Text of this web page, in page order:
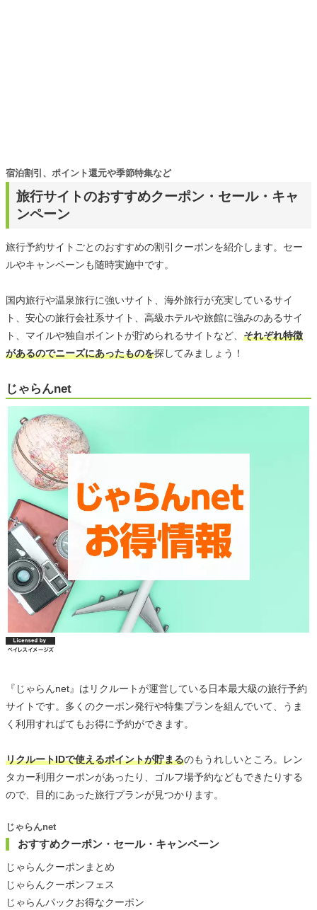
旅行サイトのおすすめクーポン・セール・キャ
ンペーン
宿泊割引、ポイント還元や季節特集など
旅行予約サイトごとのおすすめの割引クーポンを紹介します。セー
ルやキャンペーンも随時実施中です。
国内旅行や温泉旅行に強いサイト、海外旅行が充実しているサイ
ト、安心の旅行会社系サイト、高級ホテルや旅館に強みのあるサイ
ト、マイルや独自ポイントが貯められるサイトなど、 それぞれ特徴
があるのでニーズにあったものを探してみましょう！
じゃらんnet
『じゃらんnet』はリクルートが運営している日本最大級の旅行予約
サイトです。多くのクーポン発行や特集プランを組んでいて、うま
く利用すればてもお得に予約ができます。
リクルートIDで使えるポイントが貯まるのもうれしいところ。レン
タカー利用クーポンがあったり、ゴルフ場予約などもできたりする
ので、目的にあった旅行プランが見つかります。
おすすめクーポン・セール・キャンペーン
じゃらんnet
じゃらんクーポンまとめ
じゃらんクーポンフェス
じゃらんパックお得なクーポン